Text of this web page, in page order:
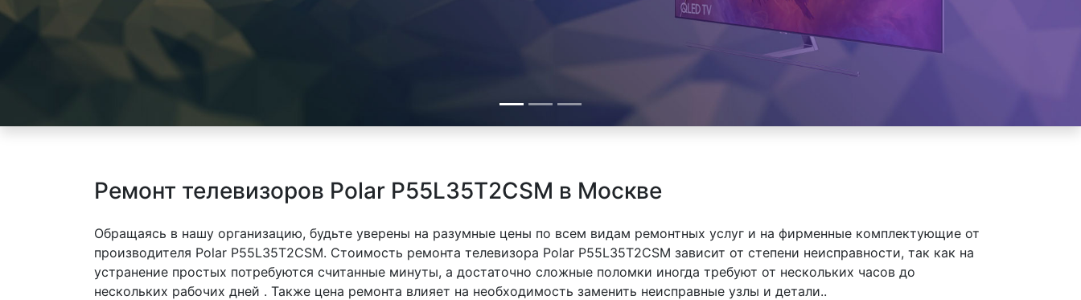
Ремонт телевизоров Polar P55L35T2CSM в Москве
Обращаясь в нашу организацию, будьте уверены на разумные цены по всем видам ремонтных услуг и на фирменные комплектующие от
производителя Polar P55L35T2CSM. Стоимость ремонта телевизора Polar P55L35T2CSM зависит от степени неисправности, так как на
устранение простых потребуются считанные минуты, а достаточно сложные поломки иногда требуют от нескольких часов до
нескольких рабочих дней . Также цена ремонта влияет на необходимость заменить неисправные узлы и детали..